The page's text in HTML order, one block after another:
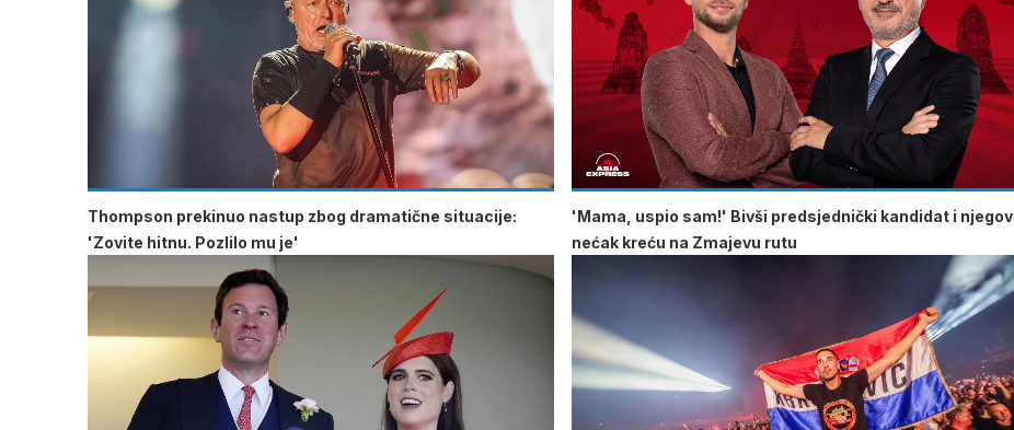
Thompson prekinuo nastup zbog dramatične situacije:
'Zovite hitnu. Pozlilo mu je'
'Mama, uspio sam!' Bivši predsjednički kandidat i njegov
nećak kreću na Zmajevu rutu